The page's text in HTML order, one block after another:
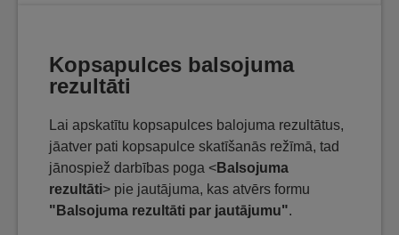
Kopsapulces balsojuma
rezultāti
Lai apskatītu kopsapulces balojuma rezultātus,
jāatver pati kopsapulce skatīšanās režīmā, tad
jānospiež darbības poga <Balsojuma
rezultāti> pie jautājuma, kas atvērs formu
"Balsojuma rezultāti par jautājumu".